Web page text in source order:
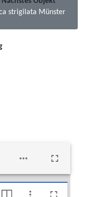
strigilata Münster
1826